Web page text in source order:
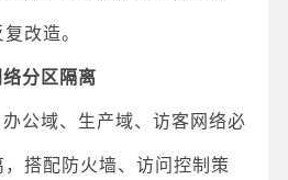
改造。
分区隔离
公域、生产域、访客网络必
搭配防火墙、访问控制策